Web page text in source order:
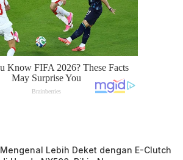
Mengenal Lebih Deket dengan E-Clutch